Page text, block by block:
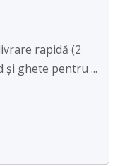
rapidă (2
și ghete pentru ...